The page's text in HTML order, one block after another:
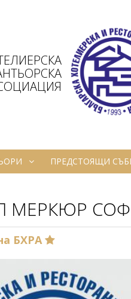
ПРЕДСТОЯЩИ
МЕРКЮР
БХРА